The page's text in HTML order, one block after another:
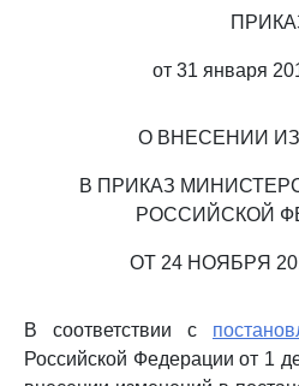
от 31 января
О ВНЕСЕНИИ
В ПРИКАЗ
РОССИЙСКОЙ
ОТ 24 НОЯБРЯ
В соответствии с
Российской Федерации от 1